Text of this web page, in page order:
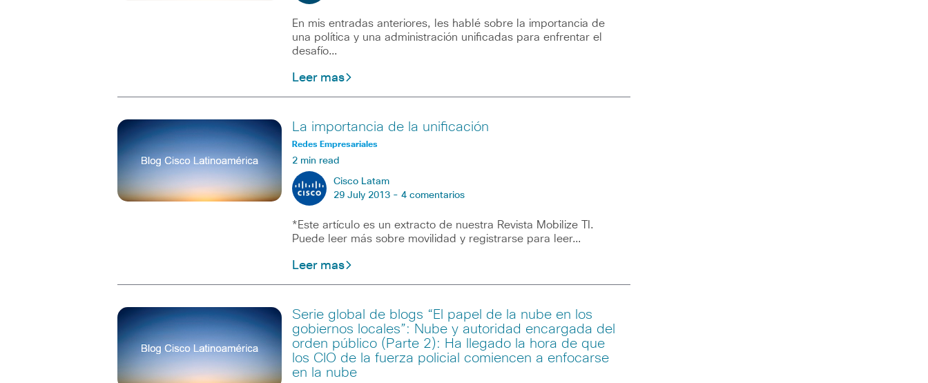
En mis entradas anteriores, les hablé sobre la importancia de
una política y una administración unificadas para enfrentar el
desafío…
Leer mas
La importancia de la unificación
Redes Empresariales
2 min read
Cisco Latam
29 July 2013 - 4 comentarios
*Este artículo es un extracto de nuestra Revista Mobilize TI.
Puede leer más sobre movilidad y registrarse para leer…
Leer mas
Serie global de blogs “El papel de la nube en los
gobiernos locales”: Nube y autoridad encargada del
orden público (Parte 2): Ha llegado la hora de que
los CIO de la fuerza policial comiencen a enfocarse
en la nube